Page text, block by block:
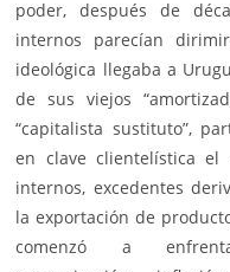
poder, después de
internos parecían
ideológica llegaba a
de sus viejos
“capitalista sustituto”,
en clave clientelística
internos, excedentes
la exportación de
comenzó a